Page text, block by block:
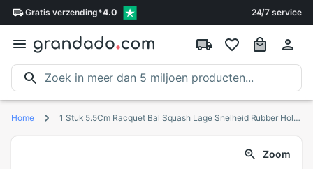
Gratis verzending*4.0 24/7 service
Home 1 Stuk 5.5Cm Racquet Bal Squash Lage Snelheid Rubber Holle Bal Voor Training Concurrentie Dikte 5Mm Hoge Elasticiteit alleen Blauw
Zoom